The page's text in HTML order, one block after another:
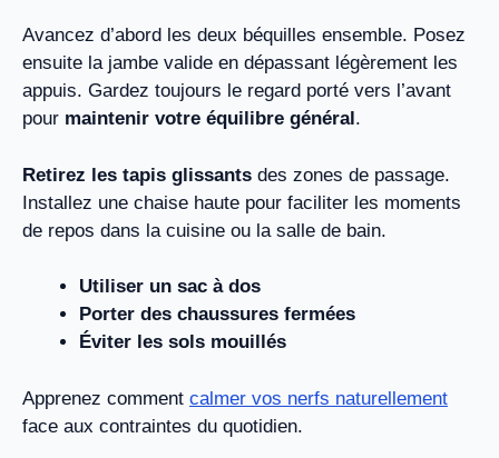
Avancez d’abord les deux béquilles ensemble. Posez
ensuite la jambe valide en dépassant légèrement les
appuis. Gardez toujours le regard porté vers l’avant
pour maintenir votre équilibre général .
Retirez les tapis glissants des zones de passage.
Installez une chaise haute pour faciliter les moments
de repos dans la cuisine ou la salle de bain.
Utiliser un sac à dos
Porter des chaussures fermées
Éviter les sols mouillés
Apprenez comment calmer vos nerfs naturellement
face aux contraintes du quotidien.